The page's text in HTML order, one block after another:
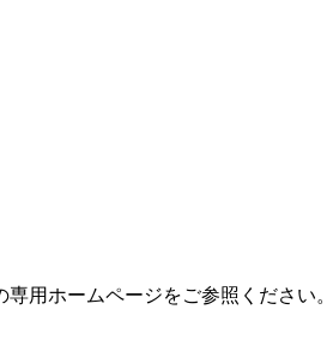
用ホームページをご参照ください。